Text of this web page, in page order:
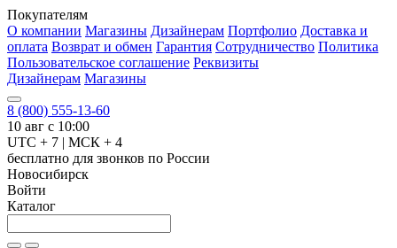
Покупателям
О компании Магазины Дизайнерам Портфолио Доставка и
оплата Возврат и обмен Гарантия Сотрудничество Политика
Пользовательское соглашение Реквизиты
Дизайнерам Магазины
8 (800) 555-13-60
10 авг с 10:00
UTC + 7 | МСК + 4
бесплатно для звонков по России
Новосибирск
Войти
Каталог